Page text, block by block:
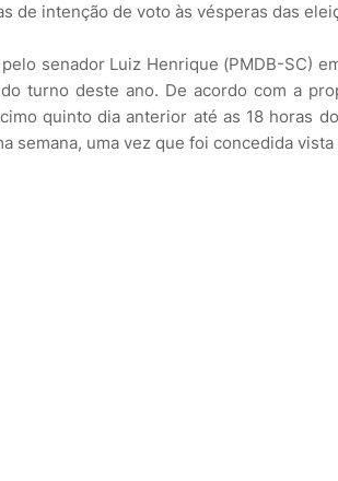
de intenção de voto às vésperas das
senador Luiz Henrique (PMDB-SC)
turno deste ano. De acordo com a
quinto dia anterior até as 18 horas
semana, uma vez que foi concedida